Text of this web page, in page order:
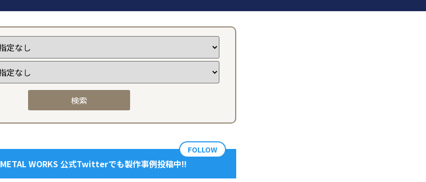
METAL WORKS 公式Twitterでも製作事例投稿中!!
FOLLOW